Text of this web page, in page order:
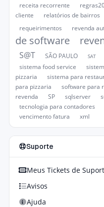
receita recorrente
cliente
relatórios de bairros
requeirimentos
revenda
de software
S@T SÃO PAULO SAT
sistema food service
pizzaria
sistema para
para pizzaria
software para
revenda
SP sqlserver
tecnologia para contadores
vencimento fatura
xml
Suporte
Meus Tickets de
Avisos
Ajuda